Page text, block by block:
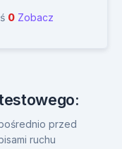
0 Zobacz
przed
ruchu